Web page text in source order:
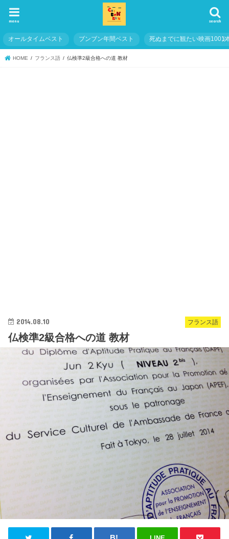
search
menu
オールタイムベスト ブンブン年間ベスト 死ぬまでに観たい映画1001
HOME フランス語 仏検準2級合格への道 教材
フランス語
2014.08.10
仏検準2級合格への道 教材